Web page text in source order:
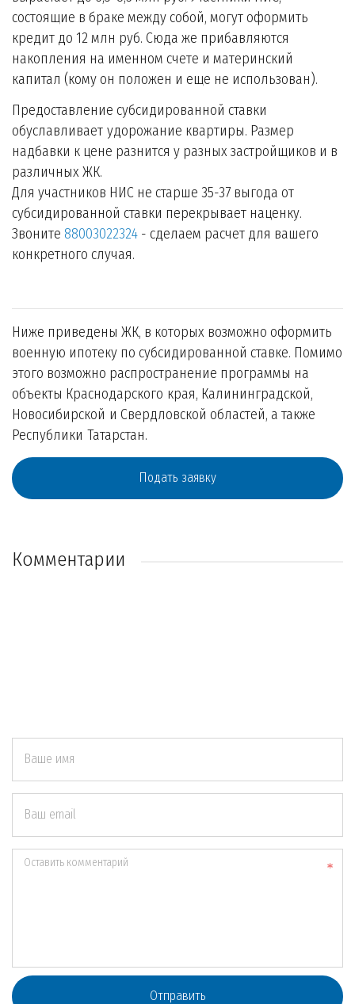
состоящие в браке между собой, могут оформить
кредит до 12 млн руб. Сюда же прибавляются
накопления на именном счете и материнский
капитал (кому он положен и еще не использован).
Предоставление субсидированной ставки
обуславливает удорожание квартиры. Размер
надбавки к цене разнится у разных застройщиков и в
различных ЖК.
Для участников НИС не старше 35-37 выгода от
субсидированной ставки перекрывает наценку.
Звоните 88003022324 - сделаем расчет для вашего
конкретного случая.
Ниже приведены ЖК, в которых возможно оформить
военную ипотеку по субсидированной ставке. Помимо
этого возможно распространение программы на
объекты Краснодарского края, Калининградской,
Новосибирской и Свердловской областей, а также
Республики Татарстан.
Подать заявку
Комментарии
Ваше имя
Ваш email
Оставить комментарий
Отправить